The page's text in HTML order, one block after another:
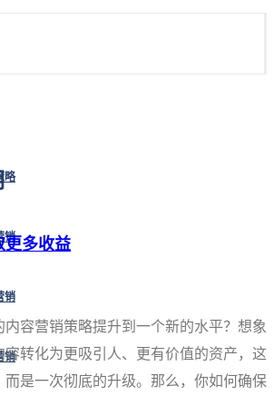
略
销
销
销
更多收益
容营销策略提升到一个新的水平？想象
转化为更吸引人、更有价值的资产，这
是一次彻底的升级。那么，你如何确保